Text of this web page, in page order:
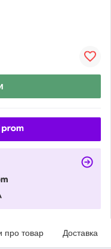
про товар Доставка